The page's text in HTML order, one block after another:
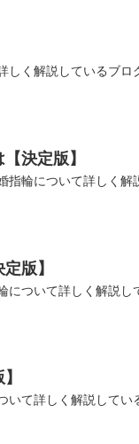
く解説しているブロ
決定版】
指輪について詳しく
版】
について詳しく解説
て詳しく解説してい